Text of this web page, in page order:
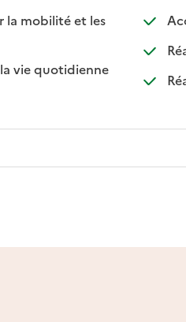
la mobilité et les
vie quotidienne